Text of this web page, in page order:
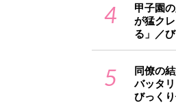
4
甲子園
が猛ク
る」／
5
同僚の
バッタ
びっく